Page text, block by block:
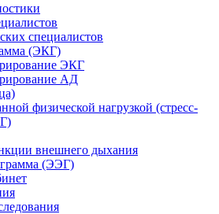
специалистов
(ЭКГ)
ЭКГ
АД
физической нагрузкой (стресс-
внешнего дыхания
(ЭЭГ)